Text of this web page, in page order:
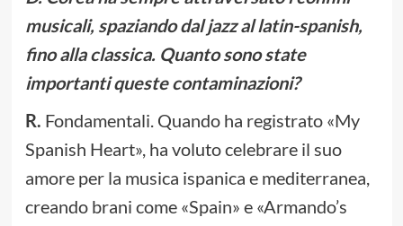
musicali, spaziando dal jazz al latin-spanish,
fino alla classica. Quanto sono state
importanti queste contaminazioni?
R. Fondamentali. Quando ha registrato «My
Spanish Heart», ha voluto celebrare il suo
amore per la musica ispanica e mediterranea,
creando brani come «Spain» e «Armando’s